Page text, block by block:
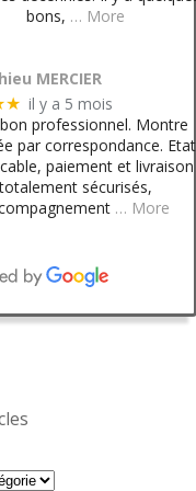
bons, … More
MERCIER
il y a 5 mois
professionnel. Montre
par correspondance. Etat
paiement et livraison
totalement sécurisés,
… More